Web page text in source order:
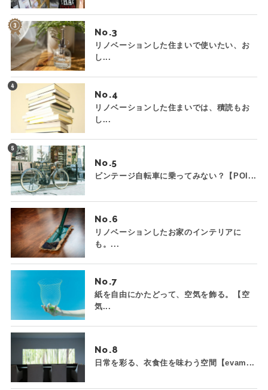
No.
リノベーションした住まいで使いたい、お
し...
No.
リノベーションした住まいでは、積読もお
し...
No.
ビンテージ自転車に乗ってみない？【POI...
No.
リノベーションしたお家のインテリアに
も。...
No.
紙を自由にかたどって、空気を飾る。【空
気...
No.
日常を彩る、衣食住を味わう空間【evam...